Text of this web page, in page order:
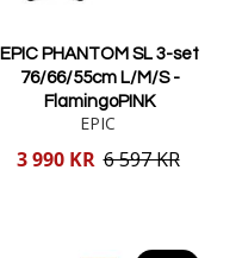
EPIC PHANTOM SL 3-set
76/66/55cm L/M/S -
FlamingoPINK
EPIC
Reducerat
3 990 KR 6 597 KR